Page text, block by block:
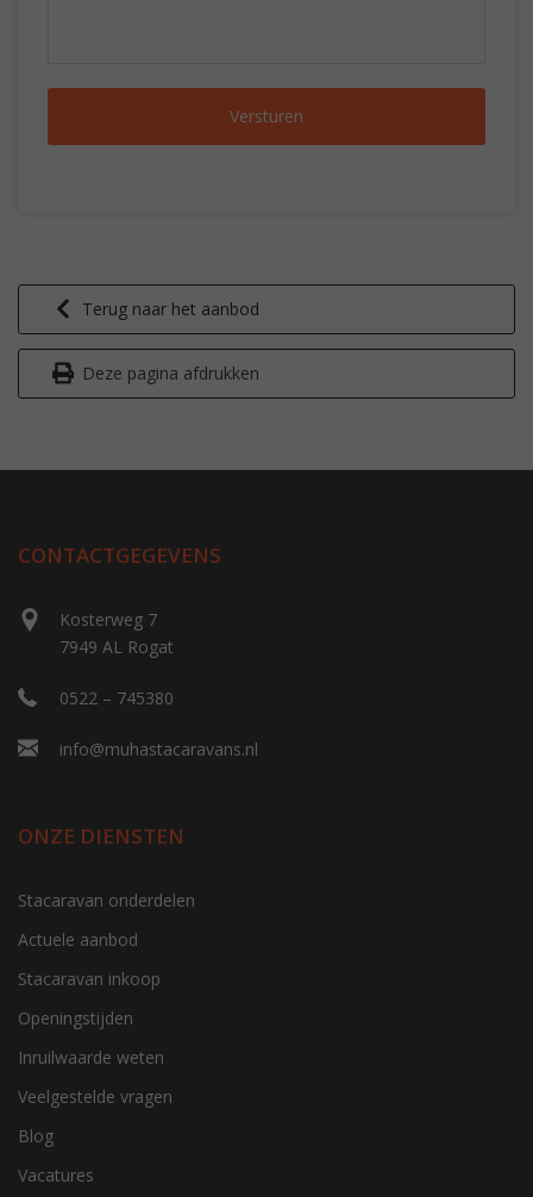
Terug naar het aanbod
Deze pagina afdrukken
CONTACTGEGEVENS
Kosterweg 7
7949 AL Rogat
0522 – 745380
info@muhastacaravans.nl
ONZE DIENSTEN
Stacaravan onderdelen
Actuele aanbod
Stacaravan inkoop
Openingstijden
Inruilwaarde weten
Veelgestelde vragen
Blog
Vacatures